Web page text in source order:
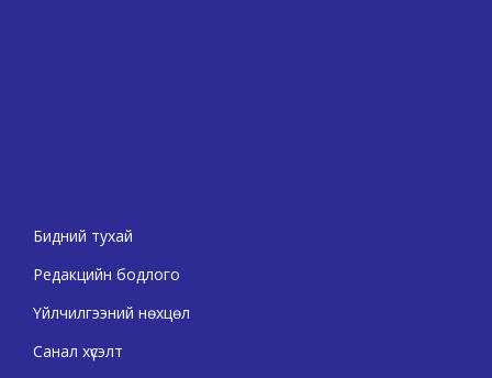
Бидний тухай
Редакцийн бодлого
Үйлчилгээний нөхцөл
Санал хүсэлт